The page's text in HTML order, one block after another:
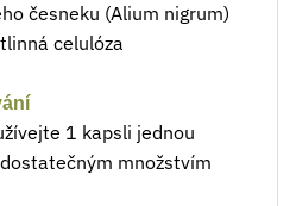
česneku (Alium nigrum)
celulóza
1 kapsli jednou
množstvím